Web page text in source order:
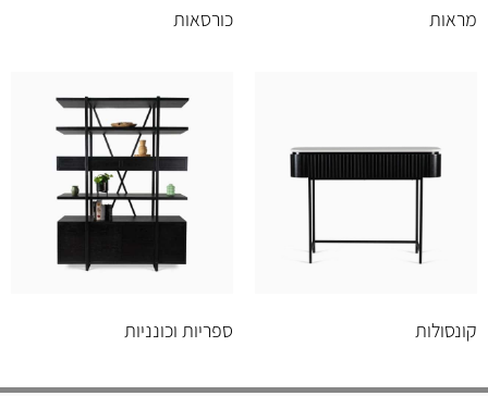
מראות כורסאות
קונסולות ספריות וכונניות